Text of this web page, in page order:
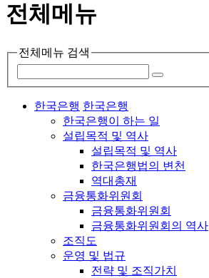
전체메뉴
전체메뉴 검색
한국은행 한국은행
한국은행이 하는 일
설립목적 및 역사
설립목적 및 역사
한국은행법의 변천
역대총재
금융통화위원회
금융통화위원회
금융통화위원회의 역사
조직도
운영 및 법규
전략 및 조직가치